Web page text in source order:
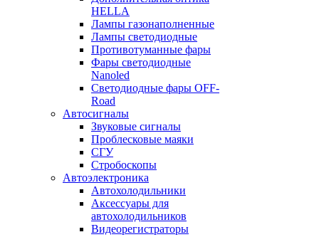
HELLA
Лампы газонаполненные
Лампы светодиодные
Противотуманные фары
Фары светодиодные
Nanoled
Светодиодные фары OFF-
Road
Автосигналы
Звуковые сигналы
Проблесковые маяки
СГУ
Стробоскопы
Автоэлектроника
Автохолодильники
Аксессуары для
автохолодильников
Видеорегистраторы